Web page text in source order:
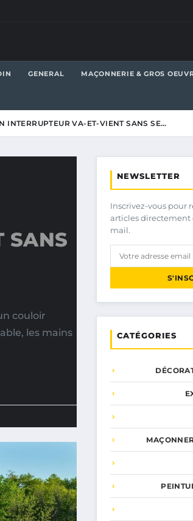
GENERAL MAÇONNERIE & GROS
INTERRUPTEUR VA-ET-VIENT SANS SE…
SANS
couloir
les mains
NEWSLETTER
Inscrivez-vous pour
articles directement
mail.
CATÉGORIES